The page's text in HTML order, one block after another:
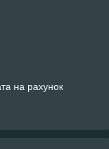
на рахунок